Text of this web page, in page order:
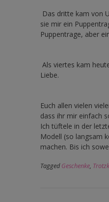
Das dritte kam von
sie mir ein
Puppentrage, aber
Als viertes kam
Liebe.
Euch allen vielen
dass ihr mir einfach
Ich tüftele in der
Modell (so langsam
machen. Bis ich
TaggedGeschenke,